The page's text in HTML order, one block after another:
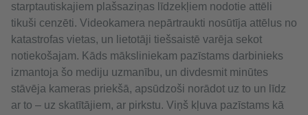
starptautiskajiem plašsaziņas līdzekļiem nodotie attēli
tikuši cenzēti. Videokamera nepārtraukti nosūtīja attēlus no
katastrofas vietas, un lietotāji tiešsaistē varēja sekot
notiekošajam. Kāds māksliniekam pazīstams darbinieks
izmantoja šo mediju uzmanību, un divdesmit minūtes
stāvēja kameras priekšā, apsūdzoši norādot uz to un līdz
ar to – uz skatītājiem, ar pirkstu. Viņš kļuva pazīstams kā